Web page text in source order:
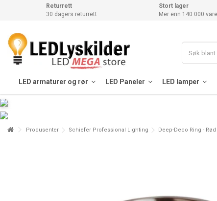
Returrett
30 dagers returrett
Stort lager
Mer enn 140 000
LED armaturer og rør LED Paneler LED lamper
Produsenter Schiefer Professional Lighting Deep-Deco Ring -